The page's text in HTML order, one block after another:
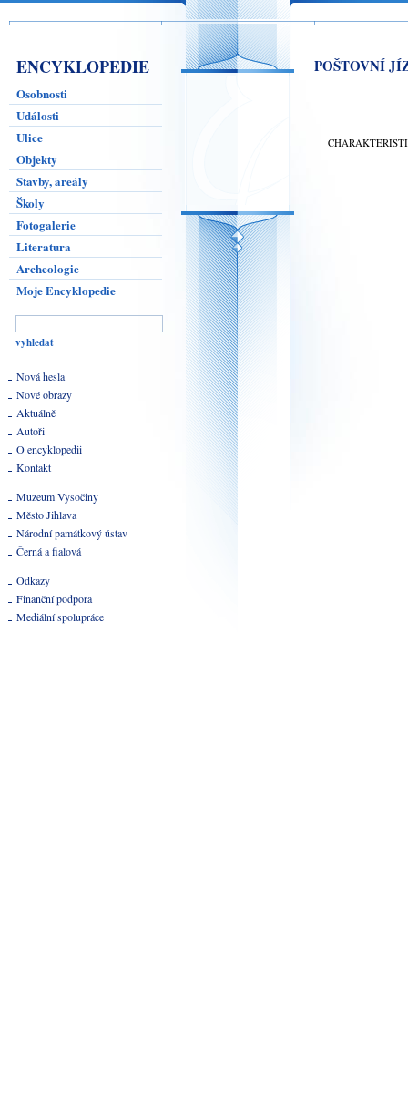
ENCYKLOPEDIE
Osobnosti
Události
Ulice
Objekty
Stavby, areály
Školy
Fotogalerie
Literatura
Archeologie
Moje Encyklopedie
Nová hesla
Nové obrazy
Aktuálně
Autoři
O encyklopedii
Kontakt
Muzeum Vysočiny
Město Jihlava
Národní památkový ústav
Černá a fialová
Odkazy
Finanční podpora
Mediální spolupráce
POŠTOVNÍ